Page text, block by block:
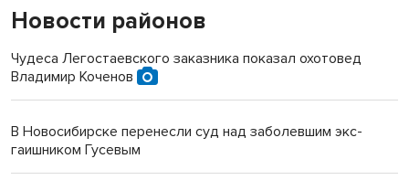
Новости районов
Чудеса Легостаевского заказника показал охотовед
Владимир Коченов
В Новосибирске перенесли суд над заболевшим экс-
гаишником Гусевым